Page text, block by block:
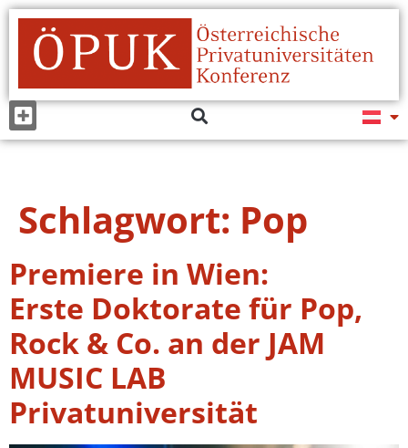
Schlagwort: Pop
Premiere in Wien:
Erste Doktorate für Pop,
Rock & Co. an der JAM
MUSIC LAB
Privatuniversität